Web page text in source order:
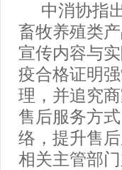
中消协指
畜牧养殖类
宣传内容与
疫合格证明
理，并追究
售后服务方
络，提升售
相关主管部